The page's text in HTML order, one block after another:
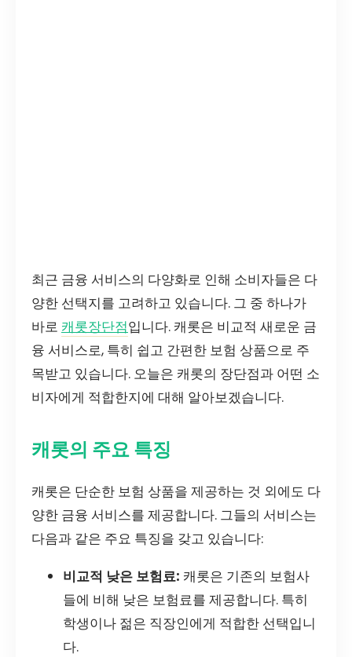
최근 금융 서비스의 다양화로 인해 소비자들은 다
양한 선택지를 고려하고 있습니다. 그 중 하나가
바로 캐롯장단점입니다. 캐롯은 비교적 새로운 금
융 서비스로, 특히 쉽고 간편한 보험 상품으로 주
목받고 있습니다. 오늘은 캐롯의 장단점과 어떤 소
비자에게 적합한지에 대해 알아보겠습니다.
캐롯의 주요 특징
캐롯은 단순한 보험 상품을 제공하는 것 외에도 다
양한 금융 서비스를 제공합니다. 그들의 서비스는
다음과 같은 주요 특징을 갖고 있습니다:
비교적 낮은 보험료: 캐롯은 기존의 보험사
들에 비해 낮은 보험료를 제공합니다. 특히
학생이나 젊은 직장인에게 적합한 선택입니
다.